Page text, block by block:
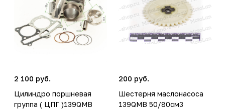
2 100 руб.
Цилиндро поршневая
группа ( ЦПГ )139QMB
200 руб.
Шестерня маслонасоса
139QMB 50/80см3